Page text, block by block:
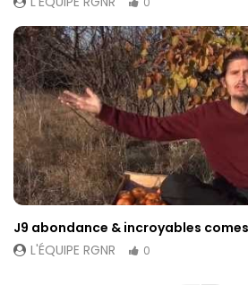
J9 abondance & incroyables
L'ÉQUIPE RGNR
0